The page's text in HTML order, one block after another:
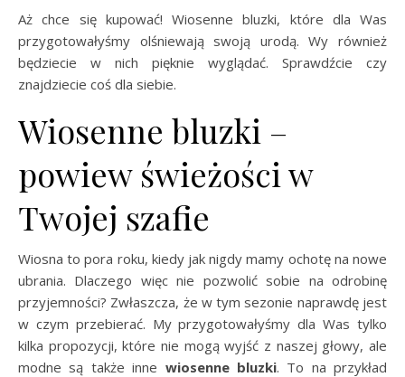
Aż chce się kupować! Wiosenne bluzki, które dla Was
przygotowałyśmy olśniewają swoją urodą. Wy również
będziecie w nich pięknie wyglądać. Sprawdźcie czy
znajdziecie coś dla siebie.
Wiosenne bluzki –
powiew świeżości w
Twojej szafie
Wiosna to pora roku, kiedy jak nigdy mamy ochotę na nowe
ubrania. Dlaczego więc nie pozwolić sobie na odrobinę
przyjemności? Zwłaszcza, że w tym sezonie naprawdę jest
w czym przebierać. My przygotowałyśmy dla Was tylko
kilka propozycji, które nie mogą wyjść z naszej głowy, ale
modne są także inne wiosenne bluzki. To na przykład